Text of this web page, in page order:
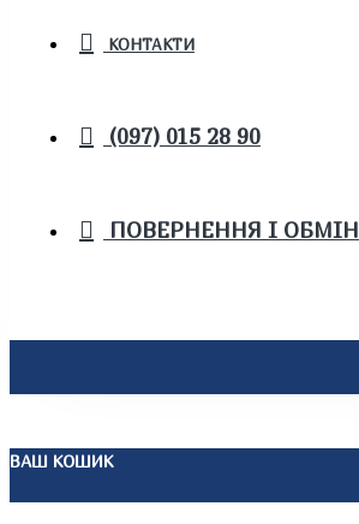
КОНТАКТИ
(097) 015 28 90
ПОВЕРНЕННЯ І ОБМІН
ВАШ КОШИК